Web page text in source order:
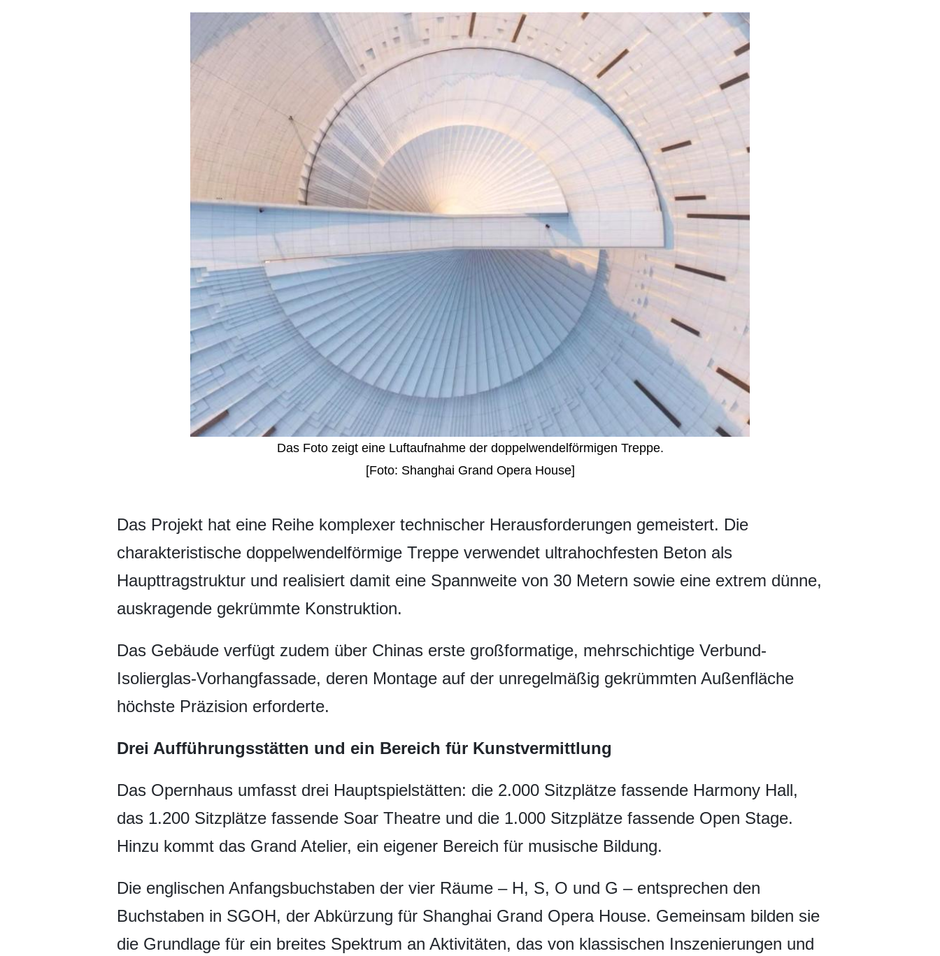
Das Foto zeigt eine Luftaufnahme der doppelwendelförmigen Treppe.
[Foto: Shanghai Grand Opera House]
​Das Projekt hat eine Reihe komplexer technischer Herausforderungen gemeistert. Die
charakteristische doppelwendelförmige Treppe verwendet ultrahochfesten Beton als
Haupttragstruktur und realisiert damit eine Spannweite von 30 Metern sowie eine extrem dünne,
auskragende gekrümmte Konstruktion.
Das Gebäude verfügt zudem über Chinas erste großformatige, mehrschichtige Verbund-
Isolierglas-Vorhangfassade, deren Montage auf der unregelmäßig gekrümmten Außenfläche
höchste Präzision erforderte.
Drei Aufführungsstätten und ein Bereich für Kunstvermittlung
Das Opernhaus umfasst drei Hauptspielstätten: die 2.000 Sitzplätze fassende Harmony Hall,
das 1.200 Sitzplätze fassende Soar Theatre und die 1.000 Sitzplätze fassende Open Stage.
Hinzu kommt das Grand Atelier, ein eigener Bereich für musische Bildung.
Die englischen Anfangsbuchstaben der vier Räume – H, S, O und G – entsprechen den
Buchstaben in SGOH, der Abkürzung für Shanghai Grand Opera House. Gemeinsam bilden sie
die Grundlage für ein breites Spektrum an Aktivitäten, das von klassischen Inszenierungen und